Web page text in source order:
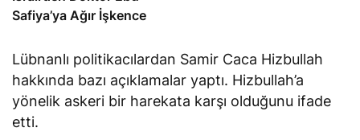
Safiya’ya Ağır İşkence
Lübnanlı politikacılardan Samir Caca Hizbullah
hakkında bazı açıklamalar yaptı. Hizbullah’a
yönelik askeri bir harekata karşı olduğunu ifade
etti.